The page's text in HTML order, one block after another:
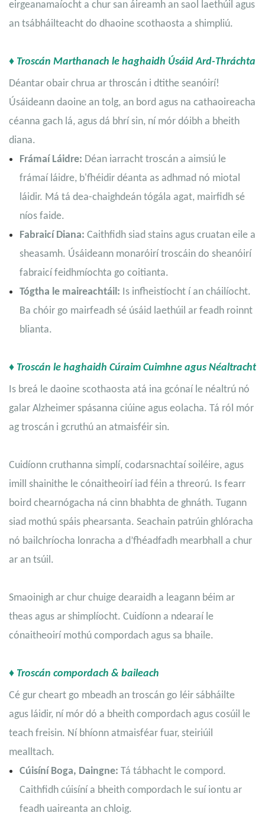
eirgeanamaíocht a chur san áireamh an saol laethúil agus
an tsábháilteacht do dhaoine scothaosta a shimpliú.
♦ Troscán Marthanach le haghaidh Úsáid Ard-Thráchta
Déantar obair chrua ar throscán i dtithe seanóirí!
Úsáideann daoine an tolg, an bord agus na cathaoireacha
céanna gach lá, agus dá bhrí sin, ní mór dóibh a bheith
diana.
Frámaí Láidre: Déan iarracht troscán a aimsiú le
frámaí láidre, b'fhéidir déanta as adhmad nó miotal
láidir. Má tá dea-chaighdeán tógála agat, mairfidh sé
níos faide.
Fabraicí Diana: Caithfidh siad stains agus cruatan eile a
sheasamh. Úsáideann monaróirí troscáin do sheanóirí
fabraicí feidhmíochta go coitianta.
Tógtha le maireachtáil: Is infheistíocht í an cháilíocht.
Ba chóir go mairfeadh sé úsáid laethúil ar feadh roinnt
blianta.
♦ Troscán le haghaidh Cúraim Cuimhne agus Néaltracht
Is breá le daoine scothaosta atá ina gcónaí le néaltrú nó
galar Alzheimer spásanna ciúine agus eolacha. Tá ról mór
ag troscán i gcruthú an atmaisféir sin.
Cuidíonn cruthanna simplí, codarsnachtaí soiléire, agus
imill shainithe le cónaitheoirí iad féin a threorú. Is fearr
boird chearnógacha ná cinn bhabhta de ghnáth. Tugann
siad mothú spáis phearsanta. Seachain patrúin ghlóracha
nó bailchríocha lonracha a d’fhéadfadh mearbhall a chur
ar an tsúil.
Smaoinigh ar chur chuige dearaidh a leagann béim ar
theas agus ar shimplíocht. Cuidíonn a ndearaí le
cónaitheoirí mothú compordach agus sa bhaile.
♦ Troscán compordach & baileach
Cé gur cheart go mbeadh an troscán go léir sábháilte
agus láidir, ní mór dó a bheith compordach agus cosúil le
teach freisin. Ní bhíonn atmaisféar fuar, steiriúil
mealltach.
Cúisíní Boga, Daingne: Tá tábhacht le compord.
Caithfidh cúisíní a bheith compordach le suí iontu ar
feadh uaireanta an chloig.